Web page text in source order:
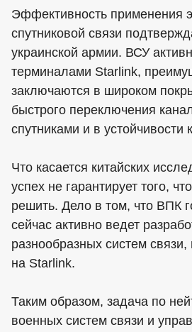
Эффективность применения
спутниковой связи
украинской армии. ВСУ
терминалами Starlink,
заключаются в широком
быстрого переключения
спутниками и в устойчивости
Что касается китайских
успех не гарантирует того,
решить. Дело в том, что ВПК
сейчас активно ведет
разнообразных систем связи,
на Starlink.
Таким образом, задача по
военных систем связи и